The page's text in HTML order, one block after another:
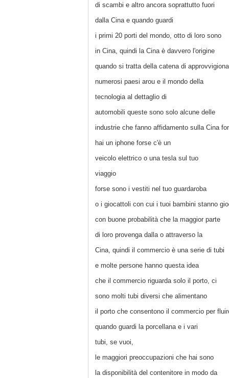
di scambi e altro ancora soprattutto fuori
dalla Cina e quando guardi
i primi 20 porti del mondo, otto di loro sono
in Cina, quindi la Cina è davvero l'origine
quando si tratta della catena di
numerosi paesi arou e il mondo della
tecnologia al dettaglio di
automobili queste sono solo alcune delle
industrie che fanno affidamento sulla Cina
hai un iphone forse c'è un
veicolo elettrico o una tesla sul tuo
viaggio
forse sono i vestiti nel tuo guardaroba
o i giocattoli con cui i tuoi bambini stanno
con buone probabilità che la maggior parte
di loro provenga dalla o attraverso la
Cina, quindi il commercio è una serie di tubi
e molte persone hanno questa idea
che il commercio riguarda solo il porto, ci
sono molti tubi diversi che alimentano
il porto che consentono il commercio per
quando guardi la porcellana e i vari
tubi, se vuoi,
le maggiori preoccupazioni che hai sono
la disponibilità del contenitore in modo da